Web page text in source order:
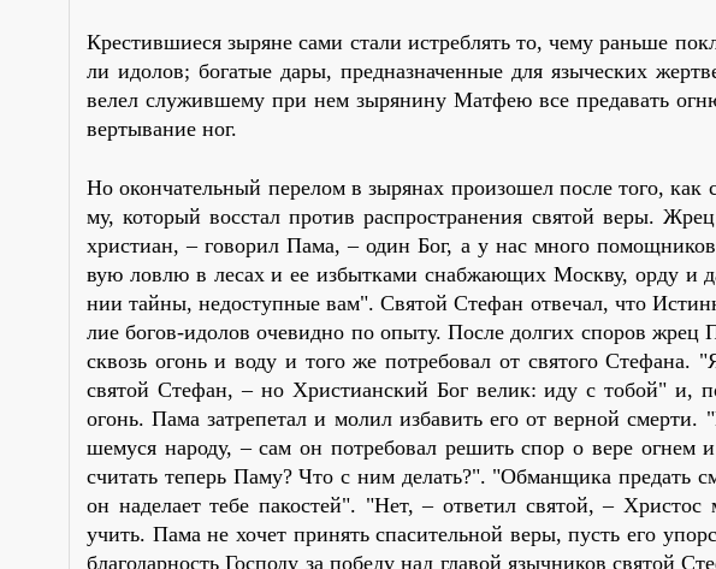
Кре­стив­ши­е­ся зы­ряне са­ми ста­ли ис­треб­лять то, че­му рань­ше
ли идо­лов; бо­га­тые да­ры, пред­на­зна­чен­ные для язы­че­ских
ве­лел слу­жив­ше­му при нем зы­ря­ни­ну Мат­фею все пре­да­вать
вер­ты­ва­ние ног.
Но окон­ча­тель­ный пе­ре­лом в зы­ря­нах про­изо­шел по­сле то­го,
му, ко­то­рый вос­стал про­тив рас­про­стра­не­ния свя­той ве­ры.
хри­сти­ан, – го­во­рил Па­ма, – один Бог, а у нас мно­го
вую лов­лю в ле­сах и ее из­быт­ка­ми снаб­жа­ю­щих Моск­ву, ор­ду и
нии тай­ны, недо­ступ­ные вам". Свя­той Сте­фан от­ве­чал, что
лие бо­гов-идо­лов оче­вид­но по опы­ту. По­сле дол­гих спо­ров жрец
сквозь огонь и во­ду и то­го же по­тре­бо­вал от свя­то­го
свя­той Сте­фан, – но Хри­сти­ан­ский Бог ве­лик: иду с то­бой" и,
огонь. Па­ма за­тре­пе­тал и мо­лил из­ба­вить его от вер­ной
ше­му­ся на­ро­ду, – сам он по­тре­бо­вал ре­шить спор о ве­ре ог­нем
счи­тать те­перь Па­му? Что с ним де­лать?". "Об­ман­щи­ка пре­дать
он на­де­ла­ет те­бе па­ко­стей". "Нет, – от­ве­тил свя­той, – Хри­стос
учить. Па­ма не хо­чет при­нять спа­си­тель­ной ве­ры, пусть его
бла­го­дар­ность Гос­по­ду за по­бе­ду над гла­вой языч­ни­ков свя­той